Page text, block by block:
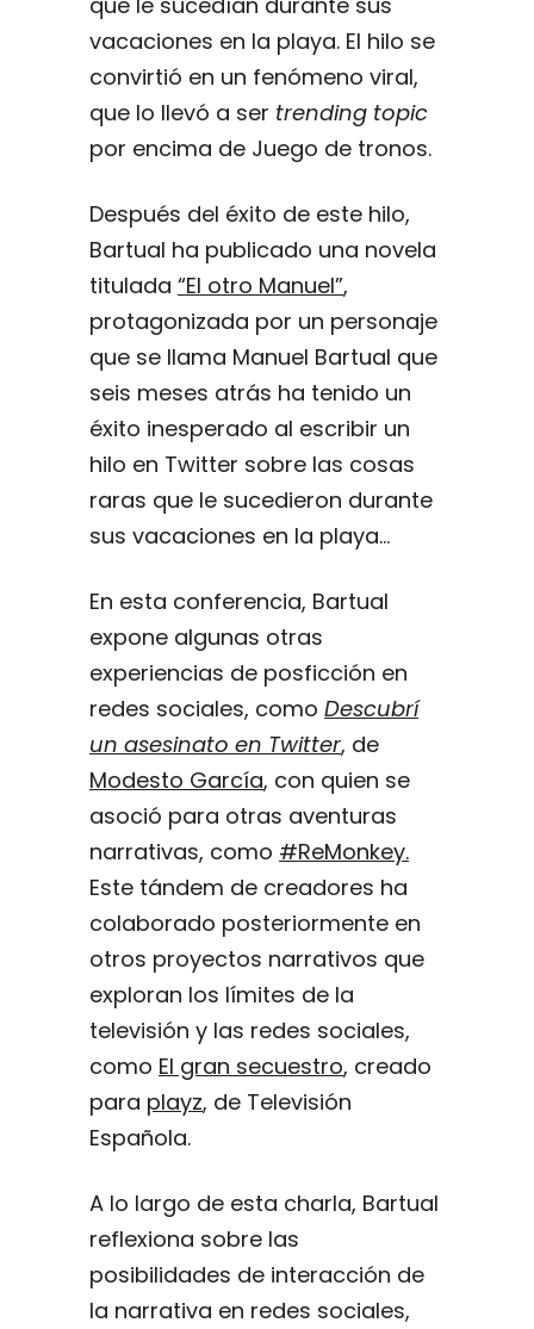
vacaciones en la playa. El hilo se
convirtió en un fenómeno viral,
que lo llevó a ser trending topic
por encima de Juego de tronos.
Después del éxito de este hilo,
Bartual ha publicado una novela
titulada “El otro Manuel”,
protagonizada por un personaje
que se llama Manuel Bartual que
seis meses atrás ha tenido un
éxito inesperado al escribir un
hilo en Twitter sobre las cosas
raras que le sucedieron durante
sus vacaciones en la playa…
En esta conferencia, Bartual
expone algunas otras
experiencias de posficción en
redes sociales, como Descubrí
un asesinato en Twitter, de
Modesto García, con quien se
asoció para otras aventuras
narrativas, como #ReMonkey.
Este tándem de creadores ha
colaborado posteriormente en
otros proyectos narrativos que
exploran los límites de la
televisión y las redes sociales,
como El gran secuestro, creado
para playz, de Televisión
Española.
A lo largo de esta charla, Bartual
reflexiona sobre las
posibilidades de interacción de
la narrativa en redes sociales,